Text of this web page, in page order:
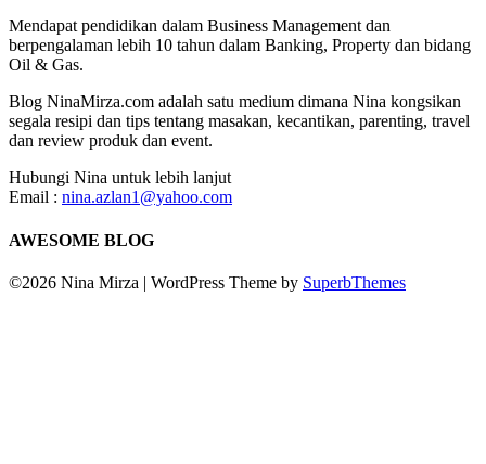
Mendapat pendidikan dalam Business Management dan
berpengalaman lebih 10 tahun dalam Banking, Property dan bidang
Oil & Gas.
Blog NinaMirza.com adalah satu medium dimana Nina kongsikan
segala resipi dan tips tentang masakan, kecantikan, parenting, travel
dan review produk dan event.
Hubungi Nina untuk lebih lanjut
Email : nina.azlan1@yahoo.com
AWESOME BLOG
©2026 Nina Mirza | WordPress Theme by SuperbThemes